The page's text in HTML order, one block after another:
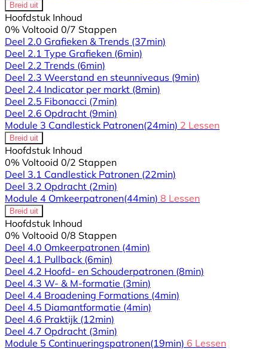
Breid uit
Hoofdstuk Inhoud
0% Voltooid 0/7 Stappen
Deel 2.0 Grafieken & Trends (37min)
Deel 2.1 Type Grafieken (6min)
Deel 2.2 Trends (6min)
Deel 2.3 Weerstand en steunniveaus (9min)
Deel 2.4 Indicator per markt (8min)
Deel 2.5 Fibonacci (7min)
Deel 2.6 Opdracht (9min)
Module 3 Candlestick Patronen(24min) 2 Lessen
Breid uit
Hoofdstuk Inhoud
0% Voltooid 0/2 Stappen
Deel 3.1 Candlestick Patronen (22min)
Deel 3.2 Opdracht (2min)
Module 4 Omkeerpatronen(44min) 8 Lessen
Breid uit
Hoofdstuk Inhoud
0% Voltooid 0/8 Stappen
Deel 4.0 Omkeerpatronen (4min)
Deel 4.1 Pullback (6min)
Deel 4.2 Hoofd- en Schouderpatronen (8min)
Deel 4.3 W- & M-formatie (3min)
Deel 4.4 Broadening Formations (4min)
Deel 4.5 Diamantformatie (4min)
Deel 4.6 Praktijk (12min)
Deel 4.7 Opdracht (3min)
Module 5 Continueringspatronen(19min) 6 Lessen